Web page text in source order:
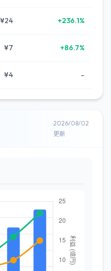
¥24 +236.1%
¥7 +86.7%
¥4 -
2026/08/02
更新